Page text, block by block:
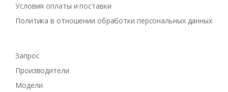
Условия оплаты и поставки
Политика в отношении обработки персональных данных
Запрос
Производители
Модели